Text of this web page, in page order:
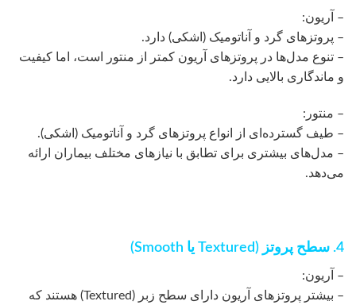
– آریون:
– پروتزهای گرد و آناتومیک (اشکی) دارد.
– تنوع مدل‌ها در پروتزهای آریون کمتر از منتور است، اما کیفیت
و ماندگاری بالایی دارد.
– منتور:
– طیف گسترده‌ای از انواع پروتزهای گرد و آناتومیک (اشکی).
– مدل‌های بیشتری برای تطابق با نیازهای مختلف بیماران ارائه
می‌دهد.
4. سطح پروتز (Textured یا Smooth)
– آریون:
– بیشتر پروتزهای آریون دارای سطح زبر (Textured) هستند که